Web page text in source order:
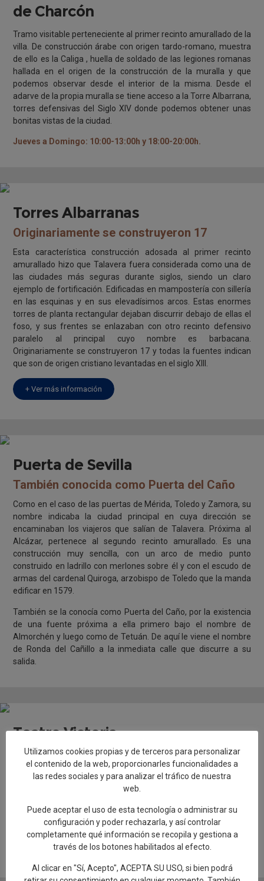
de Charcón
Tramo visitable perteneciente al primer recinto amurallado de la
villa. De construcción árabe con origen tardo-romano, muestra
de ello es la Caliga , huella de soldado de las legiones romanas
hallada en el origen de la construcción de la muralla y que
podemos observar desde el interior de la misma. Desde el
adarve de la propia muralla se tiene acceso a la Torre Albarrana,
torres defensivas del Siglo XIV donde podemos obtener unas
bonitas vistas de la ciudad.
Jueves a Domingo: 10:00-13:00h y 18:00-20:00h.
Torres Albarranas
Originariamente se construyeron 17
Esta característica construcción adosada al primer recinto
amurallado hizo que Talavera fuera considerada como una de
las ciudades más seguras durante siglos, siendo un claro
ejemplo de fortificación. Edificadas en mampostería con sillería
en las esquinas y en sus elevadísimos arcos. Estas enormes
torres de planta rectangular dejaban discurrir debajo de ellas el
foso, y sus frentes se enlazaban con otro recinto defensivo
paralelo al principal cuyo nombre es barbacana.
Originariamente se construyeron 17 y todas la fuentes indican
que son de origen cristiano levantadas en el siglo XIII.
+ Ver más información
Puerta de Sevilla
También conocida como Puerta del Caño
Como en el caso de las puertas de Mérida, Toledo y Zamora, su
nombre indicaba la ciudad principal en cuya dirección se
encaminaban los viajeros que salían de Talavera. Próxima al
Alcázar, pertenece al segundo recinto amurallado. Es una
construcción muy sencilla, con un arco de medio punto
construido en ladrillo con merlones sobre él y con el escudo de
armas del cardenal Quiroga, arzobispo de Toledo que la manda
edificar en 1579.
También se la conocía como Puerta del Caño, por la existencia
de una fuente próxima a ella primero bajo el nombre de
Almorchén y luego como de Tetuán. De aquí le viene el nombre
de Ronda del Cañillo a la inmediata calle que discurre a su
salida.
Teatro Victoria
Antiguo Corral de Comedias
Se levanta sobre el Antiguo Corral de Comedias del siglo XVII.
Fue derribado en 1892. En su terreno se construyó el Teatro
Sobresalen en su fachada los motivos cerámicos de Ruiz de
Luna y Guijo.
+ Ver más información
Utilizamos cookies propias y de terceros para personalizar
el contenido de la web, proporcionarles funcionalidades a
las redes sociales y para analizar el tráfico de nuestra
web.
Puede aceptar el uso de esta tecnología o administrar su
configuración y poder rechazarla, y así controlar
completamente qué información se recopila y gestiona a
través de los botones habilitados al efecto.
Al clicar en "Sí, Acepto", ACEPTA SU USO, si bien podrá